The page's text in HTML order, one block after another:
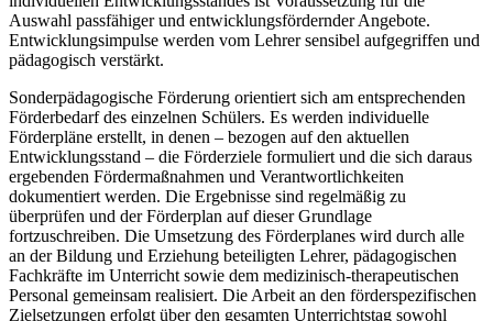
Auswahl passfähiger und entwicklungsfördernder Angebote.
Entwicklungsimpulse werden vom Lehrer sensibel aufgegriffen und
pädagogisch verstärkt.
Sonderpädagogische Förderung orientiert sich am entsprechenden
Förderbedarf des einzelnen Schülers. Es werden individuelle
Förderpläne erstellt, in denen – bezogen auf den aktuellen
Entwicklungsstand – die Förderziele formuliert und die sich daraus
ergebenden Fördermaßnahmen und Verantwortlichkeiten
dokumentiert werden. Die Ergebnisse sind regelmäßig zu
überprüfen und der Förderplan auf dieser Grundlage
fortzuschreiben. Die Umsetzung des Förderplanes wird durch alle
an der Bildung und Erziehung beteiligten Lehrer, pädagogischen
Fachkräfte im Unterricht sowie dem medizinisch-therapeutischen
Personal gemeinsam realisiert. Die Arbeit an den förderspezifischen
Zielsetzungen erfolgt über den gesamten Unterrichtstag sowohl